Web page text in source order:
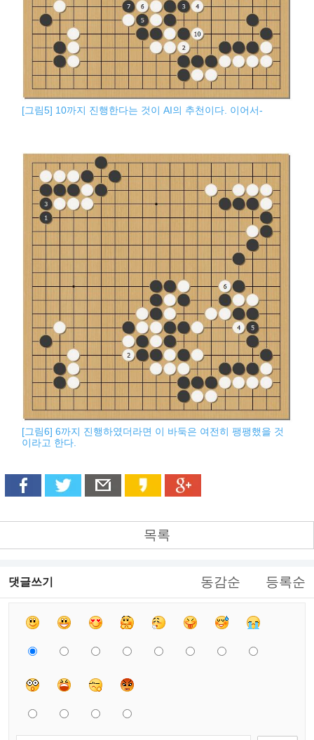
[그림5] 10까지 진행한다는 것이 AI의 추천이다. 이어서-
[그림6] 6까지 진행하였더라면 이 바둑은 여전히 팽팽했을 것
이라고 한다.
목록
댓글쓰기 동감순 등록순